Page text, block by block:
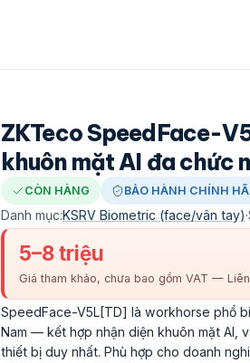
ZKTeco SpeedFace-
khuôn mặt AI đa chức
CÒN HÀNG BẢO HÀNH CHÍNH
Danh mục:KSRV Biometric (face/vân tay)·
5–8 triệu
Giá tham khảo, chưa bao gồm VAT —
SpeedFace-V5L[TD] là workhorse phổ
Nam — kết hợp nhận diện khuôn mặt AI,
thiết bị duy nhất. Phù hợp cho doanh